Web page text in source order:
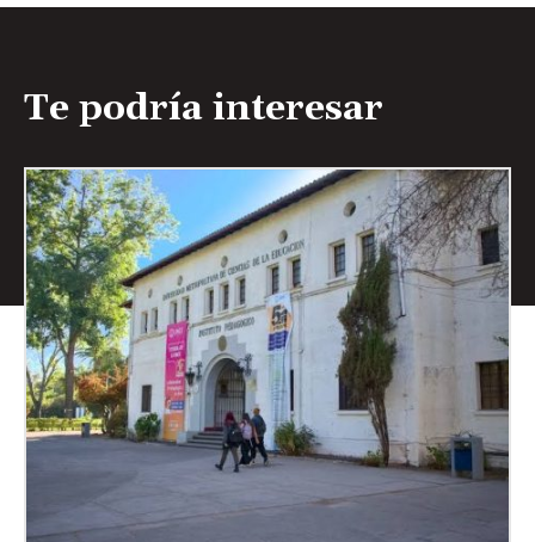
Te podría interesar